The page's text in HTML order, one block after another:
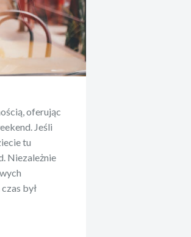
oferując
Jeśli
tu
Niezależnie
był